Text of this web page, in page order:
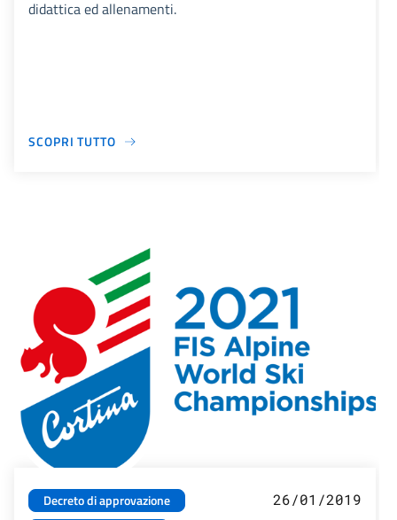
didattica ed allenamenti.
SCOPRI TUTTO
Decreto di approvazione
26/01/2019